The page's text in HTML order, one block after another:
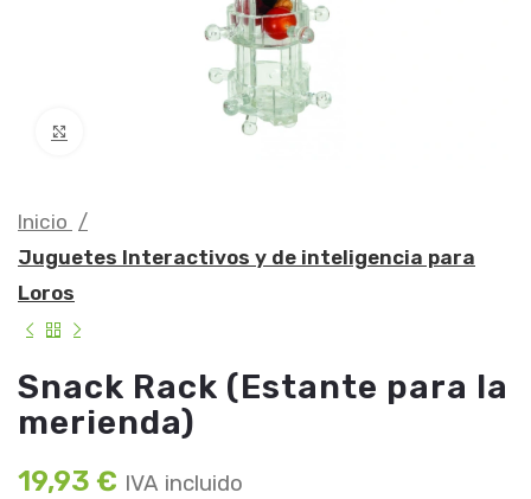
Inicio
Juguetes Interactivos y de inteligencia para
Loros
Snack Rack (Estante para la
merienda)
19,93 € IVA incluido